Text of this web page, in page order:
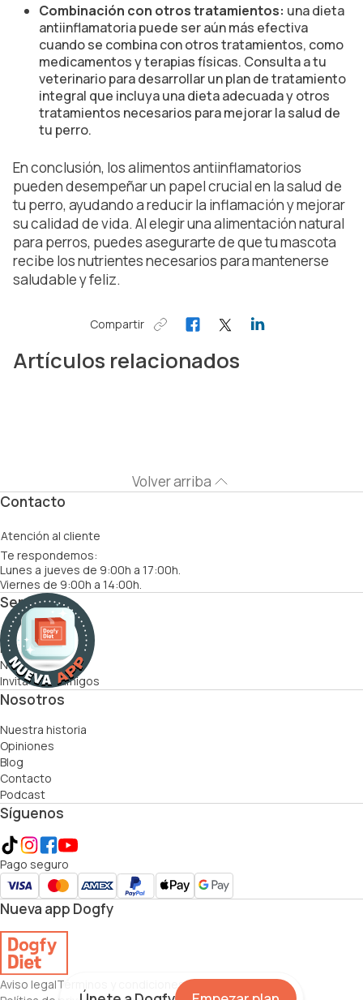
Combinación con otros tratamientos: una dieta
antiinflamatoria puede ser aún más efectiva
cuando se combina con otros tratamientos, como
medicamentos y terapias físicas. Consulta a tu
veterinario para desarrollar un plan de tratamiento
integral que incluya una dieta adecuada y otros
tratamientos necesarios para mejorar la salud de
tu perro.
En conclusión, los alimentos antiinflamatorios
pueden desempeñar un papel crucial en la salud de
tu perro, ayudando a reducir la inflamación y mejorar
su calidad de vida. Al elegir una alimentación natural
para perros, puedes asegurarte de que tu mascota
recibe los nutrientes necesarios para mantenerse
saludable y feliz.
Compartir
Artículos relacionados
Volver arriba
Contacto
Atención al cliente
Te respondemos:
Lunes a jueves de 9:00h a 17:00h.
Viernes de 9:00h a 14:00h.
Servicios
Cómo funciona
Recetas
Nutricionistas
Invita a tus amigos
Nosotros
Nuestra historia
Opiniones
Blog
Contacto
Podcast
Síguenos
Pago seguro
Nueva app Dogfy
Aviso legalTérminos y condicionesPolítica de cookies